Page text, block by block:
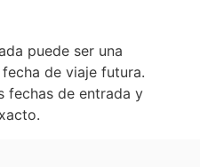
puede ser una
de viaje futura.
fechas de entrada y